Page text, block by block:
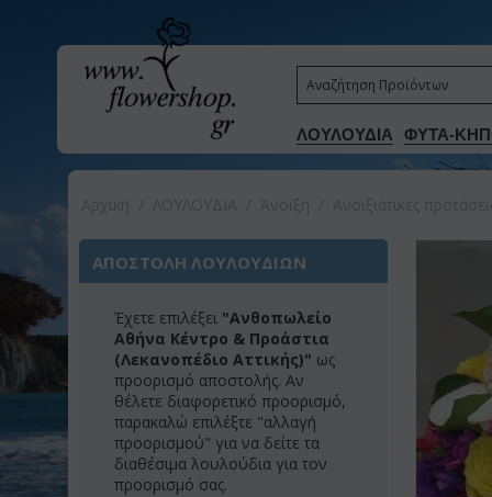
ΛΟΥΛΟΥΔΙΑ ΦΥΤΑ-
ΑΠΟΣΤΟΛΗ ΛΟΥΛΟΥΔΙΩΝ
Έχετε επιλέξει "Ανθοπωλείο
Αθήνα Κέντρο & Προάστια
(Λεκανοπέδιο Αττικής)" ως
προορισμό αποστολής. Αν
θέλετε διαφορετικό προορισμό,
παρακαλώ επιλέξτε "αλλαγή
προορισμού" για να δείτε τα
διαθέσιμα λουλούδια για τον
προορισμό σας.